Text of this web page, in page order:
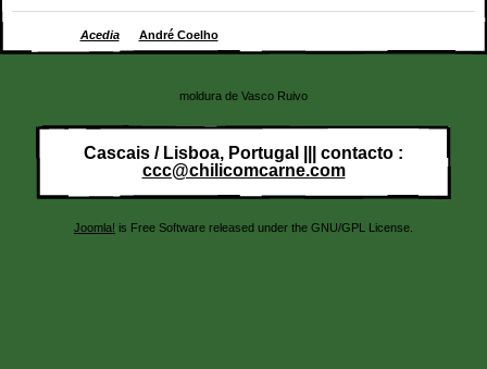
Acediade André Coelho
moldura de Vasco Ruivo
Cascais / Lisboa, Portugal ||| contacto :
ccc@chilicomcarne.com
Joomla! is Free Software released under the GNU/GPL License.